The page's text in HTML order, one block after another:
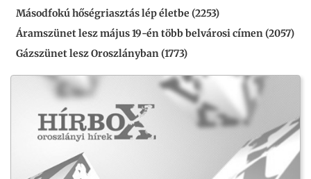
Másodfokú hőségriasztás lép életbe (2253)
Áramszünet lesz május 19-én több belvárosi címen (2057)
Gázszünet lesz Oroszlányban (1773)